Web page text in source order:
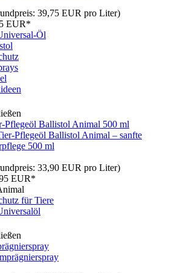
39,75 EUR pro Liter)
EUR*
Öl
Pflegeöl Ballistol Animal 500 ml
33,90 EUR pro Liter)
EUR*
für Tiere